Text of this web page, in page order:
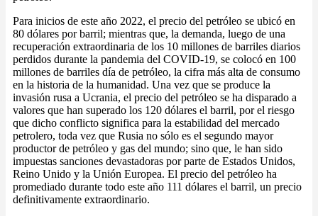
Para inicios de este año 2022, el precio del petróleo se ubicó en
80 dólares por barril; mientras que, la demanda, luego de una
recuperación extraordinaria de los 10 millones de barriles diarios
perdidos durante la pandemia del COVID-19, se colocó en 100
millones de barriles día de petróleo, la cifra más alta de consumo
en la historia de la humanidad. Una vez que se produce la
invasión rusa a Ucrania, el precio del petróleo se ha disparado a
valores que han superado los 120 dólares el barril, por el riesgo
que dicho conflicto significa para la estabilidad del mercado
petrolero, toda vez que Rusia no sólo es el segundo mayor
productor de petróleo y gas del mundo; sino que, le han sido
impuestas sanciones devastadoras por parte de Estados Unidos,
Reino Unido y la Unión Europea. El precio del petróleo ha
promediado durante todo este año 111 dólares el barril, un precio
definitivamente extraordinario.